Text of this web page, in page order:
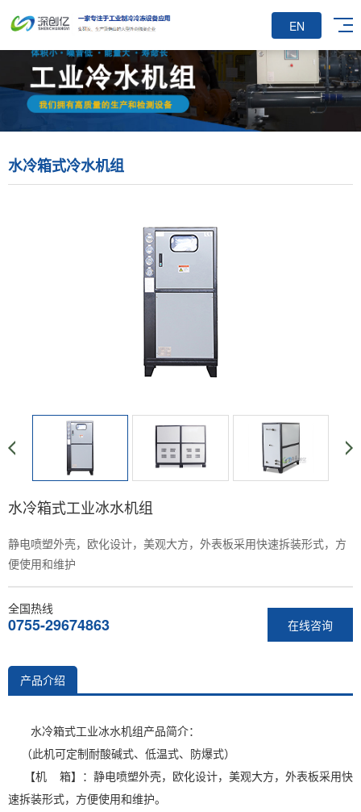
EN
水冷箱式冷水机组
水冷箱式工业冰水机组
静电喷塑外壳，欧化设计，美观大方，外表板采用快速拆装形式，方
便使用和维护
在线咨询
全国热线
0755-29674863
产品介绍
水冷箱式工业冰水机组产品简介：
（此机可定制耐酸碱式、低温式、防爆式）
【机 箱】：静电喷塑外壳，欧化设计，美观大方，外表板采用快
速拆装形式，方便使用和维护。